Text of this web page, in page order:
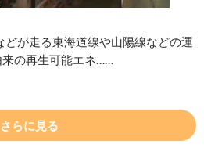
どが走る東海道線や山陽線などの運
の再生可能エネ……
さらに見る